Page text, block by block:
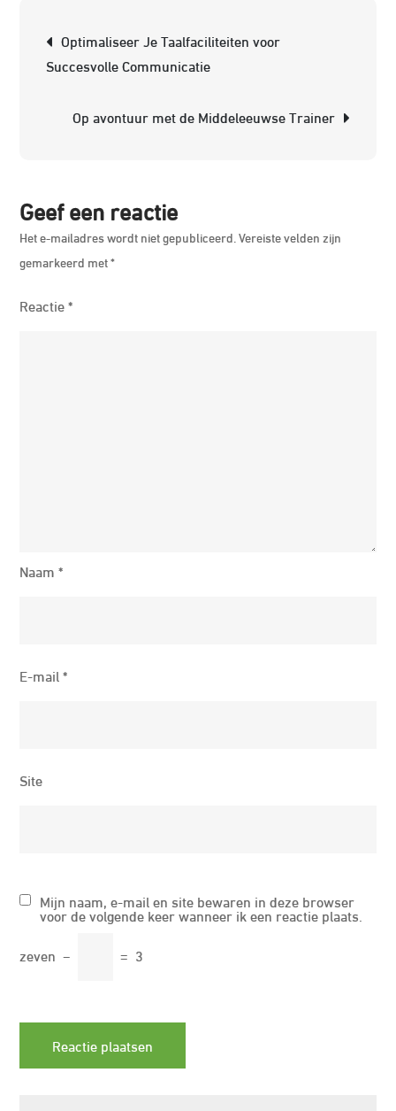
Optimaliseer Je Taalfaciliteiten voor
Succesvolle Communicatie
Op avontuur met de Middeleeuwse Trainer
Geef een reactie
Het e-mailadres wordt niet gepubliceerd. Vereiste velden zijn
gemarkeerd met*
Reactie*
Naam*
E-mail*
Site
Mijn naam, e-mail en site bewaren in deze browser
voor de volgende keer wanneer ik een reactie plaats.
zeven − = 3